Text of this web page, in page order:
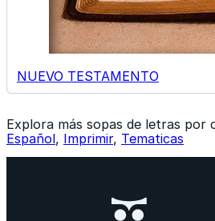
NUEVO TESTAMENTO
Explora más sopas de letras por
Español, Imprimir, Tematicas